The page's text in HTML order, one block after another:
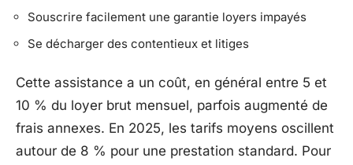
Souscrire facilement une garantie loyers impayés
Se décharger des contentieux et litiges
Cette assistance a un coût, en général entre 5 et
10 % du loyer brut mensuel, parfois augmenté de
frais annexes. En 2025, les tarifs moyens oscillent
autour de 8 % pour une prestation standard. Pour